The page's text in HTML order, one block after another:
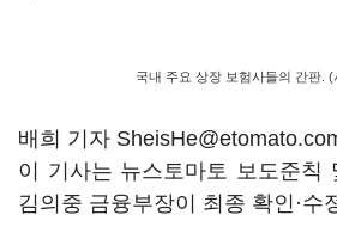
국내 주요 상장 보험사들의 간판. (
배희 기자
이 기사는 뉴스토마토 보도준칙
김의중 금융부장이 최종 확인·수